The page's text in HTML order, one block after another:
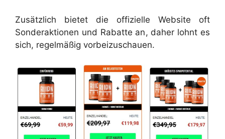
Zusätzlich bietet die offizielle Website oft
Sonderaktionen und Rabatte an, daher lohnt es
sich, regelmäßig vorbeizuschauen.